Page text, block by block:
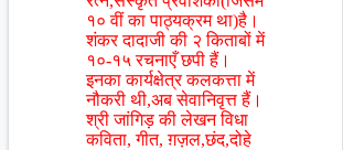
१० वीं का पाठ्यक्रम था)है।
शंकर दादाजी की २ किताबों में
१०-१५ रचनाएँ छपी हैं।
इनका कार्यक्षेत्र कलकत्ता में
नौकरी थी,अब सेवानिवृत्त हैं।
श्री जांगिड़ की लेखन विधा
कविता, गीत, ग़ज़ल,छंद,दोहे